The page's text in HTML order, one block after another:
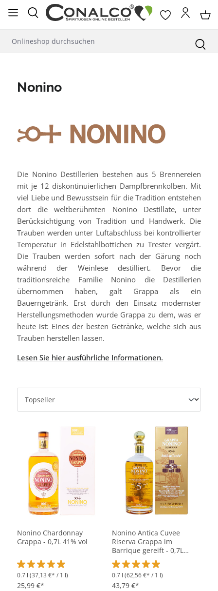
springen
Nonino
Die Nonino Destillerien bestehen aus 5 Brennereien
mit je 12 diskontinuierlichen Dampfbrennkolben. Mit
viel Liebe und Bewusstsein für die Tradition entstehen
dort die weltberühmten Nonino Destillate, unter
Berücksichtigung von Tradition und Handwerk. Die
Trauben werden unter Luftabschluss bei kontrollierter
Temperatur in Edelstahlbottichen zu Trester vergärt.
Die Trauben werden sofort nach der Gärung noch
während der Weinlese destilliert. Bevor die
traditionsreiche Familie Nonino die Destillerien
übernommen haben, galt Grappa als ein
Bauerngetränk. Erst durch den Einsatz modernster
Herstellungsmethoden wurde Grappa zu dem, was er
heute ist: Eines der besten Getränke, welche sich aus
Trauben herstellen lassen.
Lesen Sie hier ausführliche Informationen.
Nonino Chardonnay
Grappa - 0,7L 41% vol
Durchschnittliche Bewertung von 4.9 von 5 Sternen
0.7 l (37,13 €* / 1 l)
25,99 €*
Nonino Antica Cuvee
Riserva Grappa im
Barrique gereift - 0,7L
43% vol
Durchschnittliche Bewertung
0.7 l (62,56 €* / 1 l)
43,79 €*